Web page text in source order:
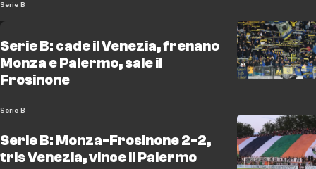
Serie B
Serie B: cade il Venezia, frenano
Monza e Palermo, sale il
Frosinone
Serie B
Serie B: Monza-Frosinone 2-2,
tris Venezia, vince il Palermo